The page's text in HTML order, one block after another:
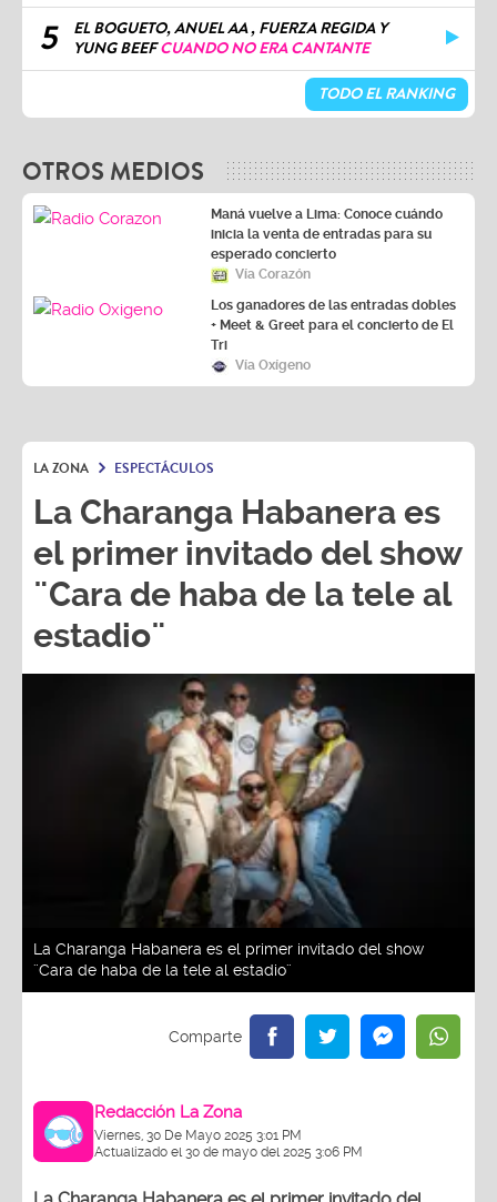
5
EL BOGUETO, ANUEL AA , FUERZA REGIDA Y
YUNG BEEFCUANDO NO ERA CANTANTE
TODO EL RANKING
OTROS MEDIOS
Maná vuelve a Lima: Conoce cuándo
inicia la venta de entradas para su
esperado concierto
Vía Corazón
Los ganadores de las entradas dobles
+ Meet & Greet para el concierto de El
Tri
Vía Oxígeno
LA ZONA ESPECTÁCULOS
La Charanga Habanera es
el primer invitado del show
¨Cara de haba de la tele al
estadio¨
La Charanga Habanera es el primer invitado del show
¨Cara de haba de la tele al estadio¨
Redacción La Zona
Viernes, 30 De Mayo 2025 3:01 PM
Actualizado el 30 de mayo del 2025 3:06 PM